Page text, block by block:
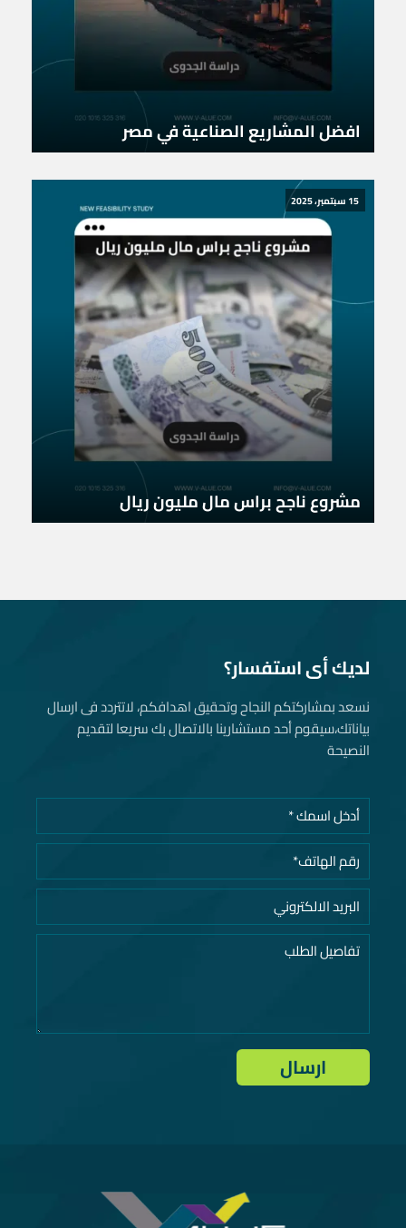
افضل المشاريع الصناعية في مصر
15 سبتمبر، 2025
مشروع ناجح براس مال مليون ريال
لديك أى استفسار؟
نسعد بمشاركتكم النجاح وتحقيق اهدافكم، لاتتردد فى ارسال
بياناتك، سيقوم أحد مستشارينا بالاتصال بك سريعا لتقديم
النصيحة